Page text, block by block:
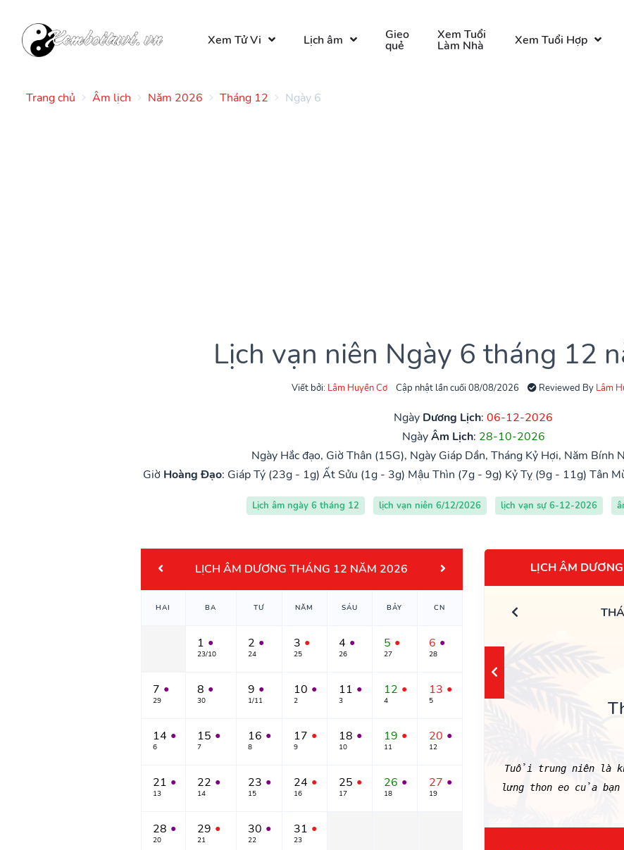
Xem Tử Vi Lịch âm Gieo
quẻ
Xem Tuổi
Làm Nhà Xem Tuổi Hợp
Trang chủ Âm lịch Năm 2026 Tháng 12 Ngày 6
Lịch vạn niên Ngày 6 tháng 12
Viết bởi: Lâm Huyền Cơ Cập nhật lần cuối 08/08/2026 Reviewed By Lâm
Ngày Dương Lịch: 06-12-2026
NgàyÂm Lịch: 28-10-2026
Ngày Hắc đạo, Giờ Thân (15G), Ngày Giáp Dần, Tháng Kỷ Hợi, Năm Bính
Giờ Hoàng Đạo: Giáp Tý (23g - 1g) Ất Sửu (1g - 3g) Mậu Thìn (7g - 9g) Kỷ Tỵ (9g - 11g) Tân
Lịch âm ngày 6 tháng 12 lịch vạn niên 6/12/2026 lịch vạn sự 6-12-2026
LỊCH ÂM DƯƠNG THÁNG 12 NĂM 2026
HAI BA TƯ NĂM SÁU BẢY CN
1 ●
23/10
2 ●
24
3 ●
25
4 ●
26
5 ●
27
6 ●
28
7 ●
29
8 ●
30
9 ●
1/11
10 ●
2
11 ●
3
12 ●
4
13 ●
5
14 ●
6
15 ●
7
16 ●
8
17 ●
9
18 ●
10
19 ●
11
20 ●
12
21 ●
13
22 ●
14
23 ●
15
24 ●
16
25 ●
17
26 ●
18
27 ●
19
28 ●
20
29 ●
21
30 ●
22
31 ●
23
LỊCH ÂM
Tuổi trung niên là
lưng thon eo của